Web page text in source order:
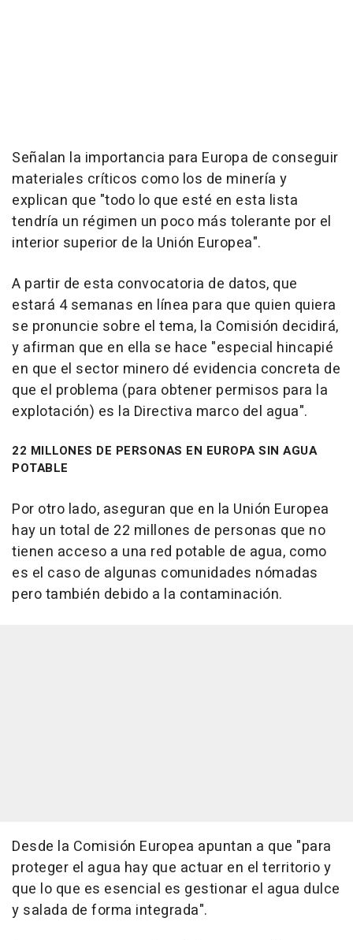
Señalan la importancia para Europa de conseguir
materiales críticos como los de minería y
explican que "todo lo que esté en esta lista
tendría un régimen un poco más tolerante por el
interior superior de la Unión Europea".
A partir de esta convocatoria de datos, que
estará 4 semanas en línea para que quien quiera
se pronuncie sobre el tema, la Comisión decidirá,
y afirman que en ella se hace "especial hincapié
en que el sector minero dé evidencia concreta de
que el problema (para obtener permisos para la
explotación) es la Directiva marco del agua".
22 MILLONES DE PERSONAS EN EUROPA SIN AGUA
POTABLE
Por otro lado, aseguran que en la Unión Europea
hay un total de 22 millones de personas que no
tienen acceso a una red potable de agua, como
es el caso de algunas comunidades nómadas
pero también debido a la contaminación.
Desde la Comisión Europea apuntan a que "para
proteger el agua hay que actuar en el territorio y
que lo que es esencial es gestionar el agua dulce
y salada de forma integrada".